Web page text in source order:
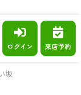
ログイン 来店予約
坂